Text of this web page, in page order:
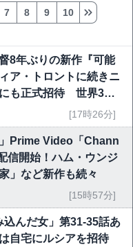
7 8 9 10
8年ぶりの新作『可能
ア・トロントに続きニ
も正式招待 世界3大
[17時26分]
」Prime Video「Chann
信開始！ハム・ウンジ
」など新作も続々
[15時57分]
込んだ女」第31-35話あ
自宅にルシアを招待